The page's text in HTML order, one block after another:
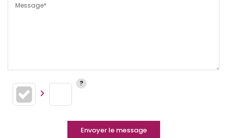
Message*
Envoyer le message